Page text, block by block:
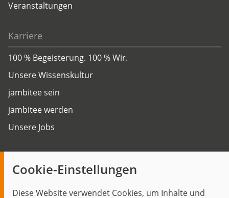
Cookie-Einstellungen
Diese Website verwendet Cookies, um Inhalte und
Veranstaltungen
Karriere
100 % Begeisterung. 100 % Wir.
Unsere Wissenskultur
jambitee sein
jambitee werden
Unsere Jobs